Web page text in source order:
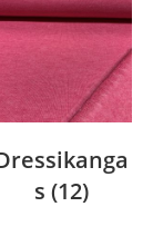
s (12)